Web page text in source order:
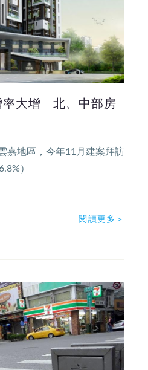
率大增 北、中部房
嘉地區，今年11月建案拜訪
）
閱讀更多＞